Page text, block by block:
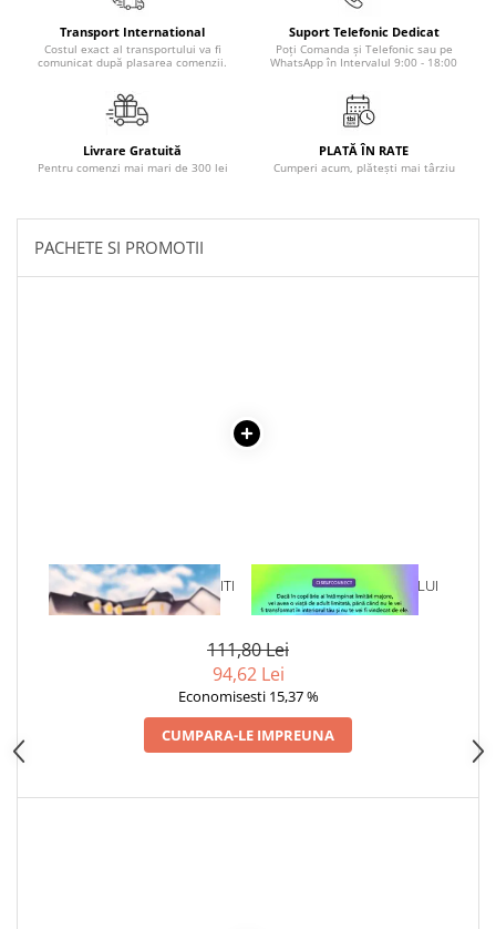
Realitatea Augmentata
Religie pentru copii
Transport International
Costul exact al transportului va fi
comunicat după plasarea comenzii.
Suport Telefonic Dedicat
Poți Comanda și Telefonic sau pe
WhatsApp în Intervalul 9:00 - 18:00
Livrare Gratuită
Pentru comenzi mai mari de 300 lei
PLATĂ ÎN RATE
Cumperi acum, plătești mai târziu
PACHETE SI PROMOTII
1 x CE NU-TI SPUN CAND ITI
VORBESC
1 x VINDECAREA COPILULUI
INTERIOR
111,80 Lei
94,62 Lei
Economisesti 15,37 %
CUMPARA-LE IMPREUNA